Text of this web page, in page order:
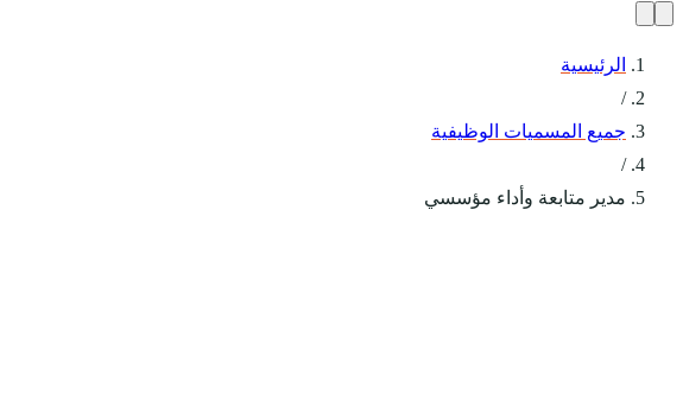
الرئيسية
/
جميع المسميات الوظيفية
/
مدير متابعة وأداء مؤسسي